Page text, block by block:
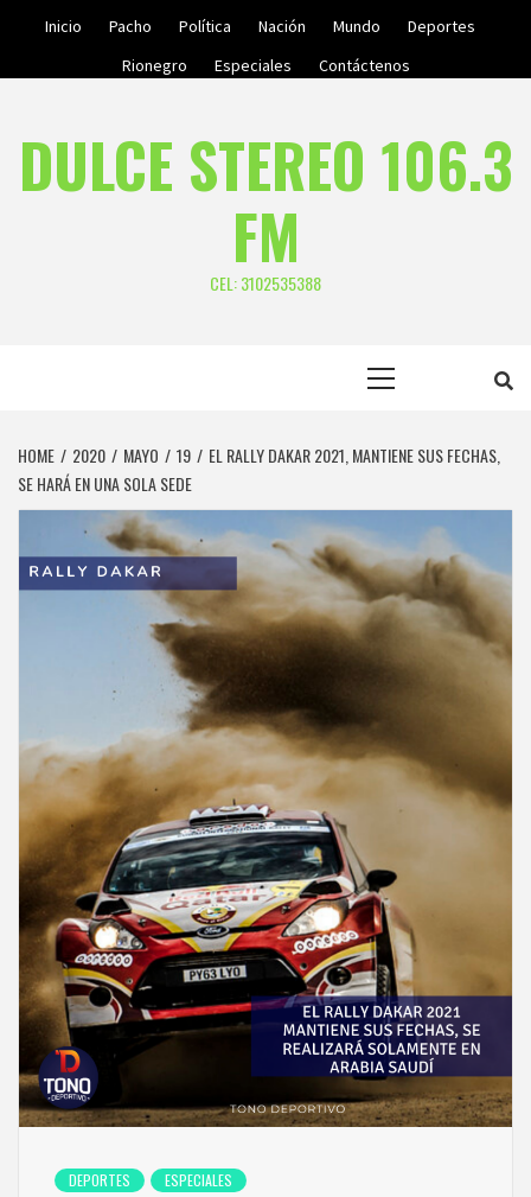
Inicio Pacho Política Nación Mundo
Deportes
Rionegro
Especiales Contáctenos
DULCE STEREO 106.3
FM
CEL: 3102535388
HOME 2020 MAYO 19
EL RALLY DAKAR 2021, MANTIENE SUS FECHAS,
SE HARÁ EN UNA SOLA SEDE
DEPORTES ESPECIALES